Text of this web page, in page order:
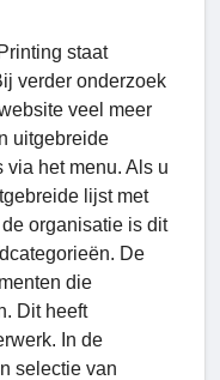
staat
verder onderzoek
veel meer
uitgebreide
het menu. Als u
lijst met
organisatie is dit
De
die
Dit heeft
In de
selectie van